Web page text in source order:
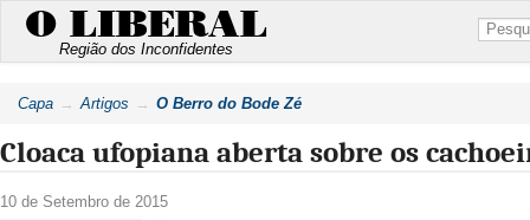
O LIBERAL
Região dos Inconfidentes
Capa Artigos O Berro do Bode Zé
Cloaca ufopiana aberta sobre os
10 de Setembro de 2015